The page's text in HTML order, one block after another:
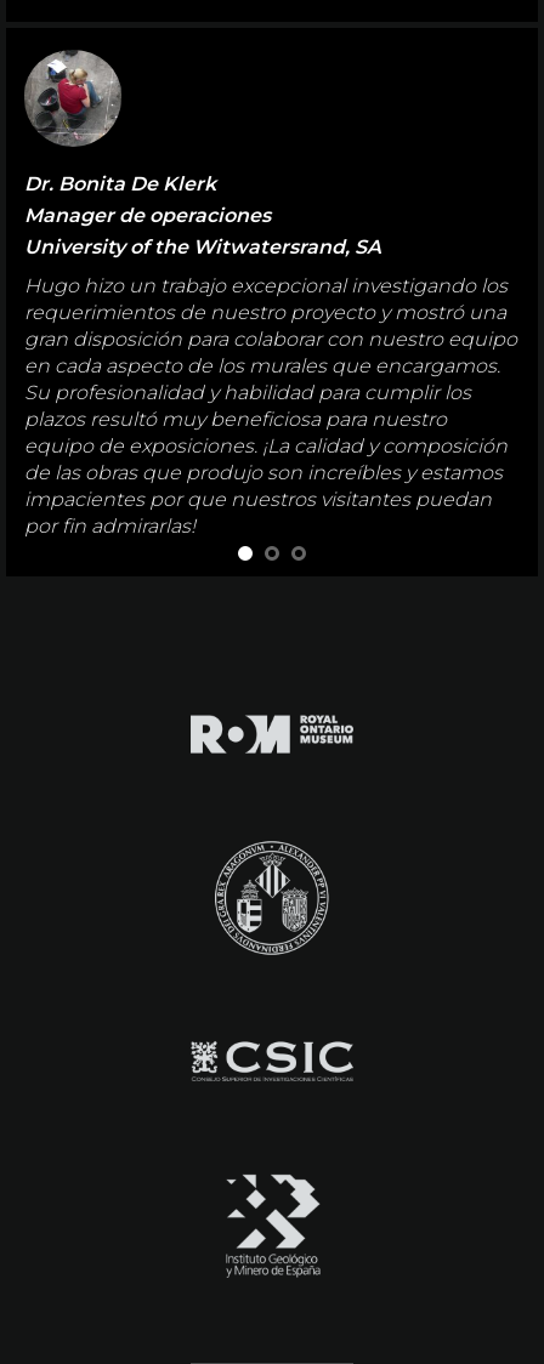
Dr. Bonita De Klerk
Manager de operaciones
University of the Witwatersrand, SA
Hugo hizo un trabajo excepcional investigando los
requerimientos de nuestro proyecto y mostró una
gran disposición para colaborar con nuestro equipo
en cada aspecto de los murales que encargamos.
Su profesionalidad y habilidad para cumplir los
plazos resultó muy beneficiosa para nuestro
equipo de exposiciones. ¡La calidad y composición
de las obras que produjo son increíbles y estamos
impacientes por que nuestros visitantes puedan
por fin admirarlas!